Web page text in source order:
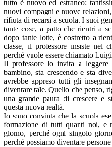
tutto è nuovo ed estraneo:
nuovi compagni e nuove
rifiuta di recarsi a scuola. I suoi
tante cose, a patto che rientri a
dopo tante lotte, è costretto a
classe, il professore insiste nel
perché vuole essere chiamato
Il professore lo invita a
bambino, sta crescendo e sta
avrebbe appreso tutti gli
diventare tale. Quello che penso,
una grande paura di crescere e
questa nuova realtà.
Io sono convinta che la scuola
formazione di tutti quanti noi, e
giorno, perché ogni singolo
perché possiamo diventare